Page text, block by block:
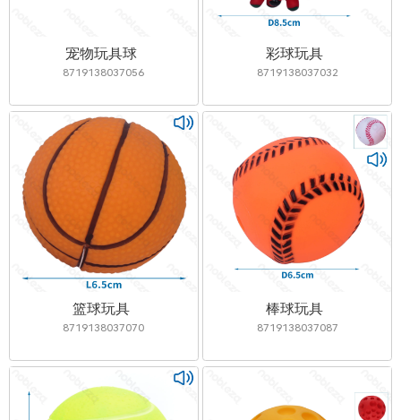
宠物玩具球
8719138037056
彩球玩具
8719138037032
篮球玩具
8719138037070
棒球玩具
8719138037087